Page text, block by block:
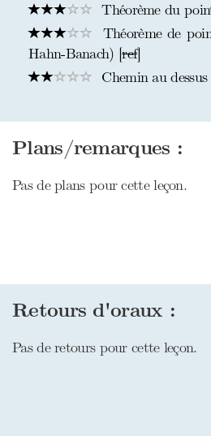
Théorème du
Théorème de
Hahn-Banach) [ref]
Chemin au
Plans/remarques :
Pas de plans pour cette leçon.
Retours d'oraux :
Pas de retours pour cette leçon.